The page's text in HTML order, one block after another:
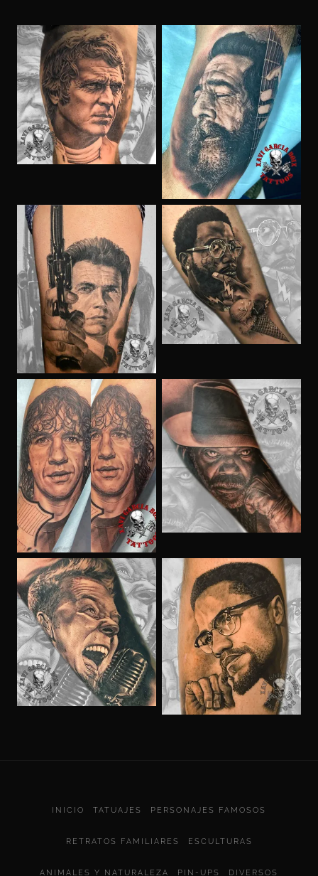
INICIO TATUAJES PERSONAJES FAMOSOS
RETRATOS FAMILIARES ESCULTURAS
ANIMALES Y NATURALEZA PIN-UPS DIVERSOS